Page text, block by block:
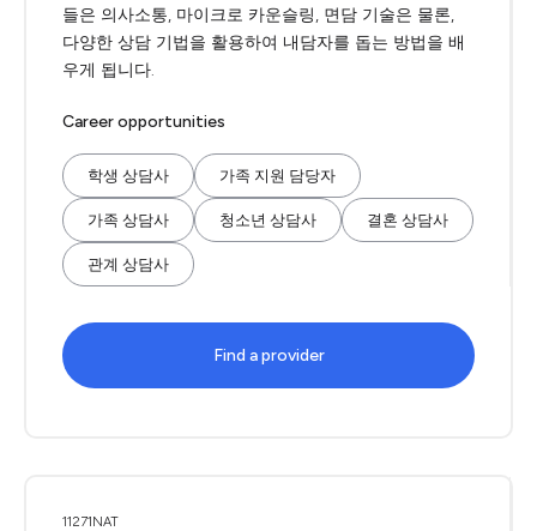
들은 의사소통, 마이크로 카운슬링, 면담 기술은 물론,
다양한 상담 기법을 활용하여 내담자를 돕는 방법을 배
우게 됩니다.
Career opportunities
학생 상담사 가족 지원 담당자
가족 상담사 청소년 상담사 결혼 상담사
관계 상담사
Find a provider
11271NAT